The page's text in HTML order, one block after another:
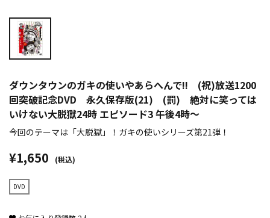
ダウンタウンのガキの使いやあらへんで!! (祝)放送1200
回突破記念DVD 永久保存版(21) (罰) 絶対に笑っては
いけない大脱獄24時 エピソード3 午後4時～
今回のテーマは「大脱獄」！ガキの使いシリーズ第21弾！
¥1,650 (税込)
DVD